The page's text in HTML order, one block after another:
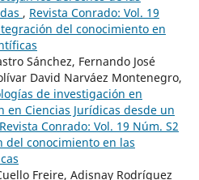
, Revista Conrado: Vol. 19
del conocimiento en
Sánchez, Fernando José
David Narváez Montenegro,
de investigación en
en Ciencias Jurídicas desde un
Revista Conrado: Vol. 19 Núm. S2
del conocimiento en las
Freire, Adisnay Rodríguez